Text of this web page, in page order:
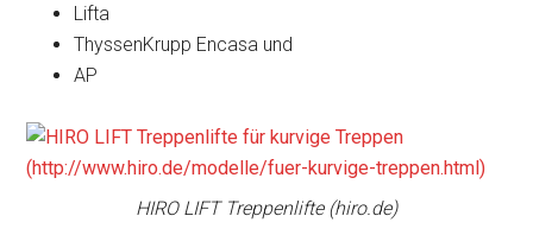
Lifta
ThyssenKrupp Encasa und
AP
HIRO LIFT Treppenlifte (hiro.de)